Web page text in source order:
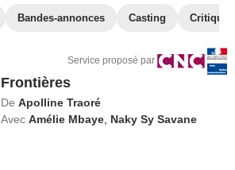
Bandes-annonces Casting
Service proposé par
Frontières
De Apolline Traoré
Avec Amélie Mbaye Naky Sy Savane